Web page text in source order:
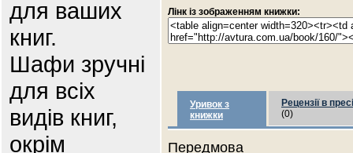
для ваших
книг.
Шафи зручні
для всіх
видів книг,
окрім
Лінк із зображенням книжки:
Уривок з
книжки
Рецензії в пресі
(0)
Передмова